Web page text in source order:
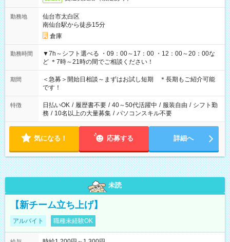
勤務地
仙台市太白区
南仙台駅から徒歩15分
倉庫
勤務時間
▼7h～シフト選べる ・09：00～17：00 ・12：00～20：00な
ど ＊7時～21時の間でご相談ください！
期間
＜急募＞開始日相談～まずはお試し短期 ＊長期もご紹介可能
です！
特徴 日払いOK / 履歴書不要 / 40～50代活躍中 / 服装自由 / シフト勤
務 / 10名以上の大量募集 / パソコンスキル不要
気になる！ 応募する 詳細へ
未読
【新チーム立ち上げ】
アルバイト 職種未経験OK